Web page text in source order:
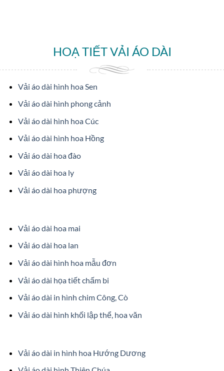
HOẠ TIẾT VẢI ÁO DÀI
Vải áo dài hình hoa Sen
Vải áo dài hình phong cảnh
Vải áo dài hình hoa Cúc
Vải áo dài hình hoa Hồng
Vải áo dài hoa đào
Vải áo dài hoa ly
Vải áo dài hoa phượng
Vải áo dài hoa mai
Vải áo dài hoa lan
Vải áo dài hình hoa mẫu đơn
Vải áo dài họa tiết chấm bi
Vải áo dài in hình chim Công, Cò
Vải áo dài hình khối lập thể, hoa văn
Vải áo dài in hình hoa Hướng Dương